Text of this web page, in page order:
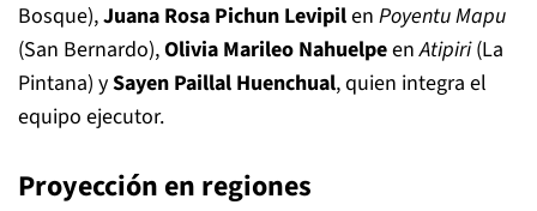
Bosque),Juana Rosa Pichun Levipilen Poyentu Mapu
(San Bernardo),Olivia Marileo NahuelpeenAtipiri(La
Pintana) ySayen Paillal Huenchual, quien integra el
equipo ejecutor.
Proyección en regiones